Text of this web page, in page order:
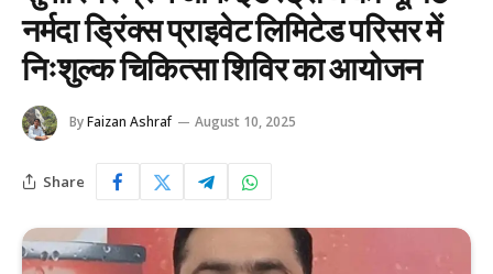
नर्मदा ड्रिंक्स प्राइवेट लिमिटेड परिसर में
निःशुल्क चिकित्सा शिविर का आयोजन
ByFaizan Ashraf August 10, 2025
Share